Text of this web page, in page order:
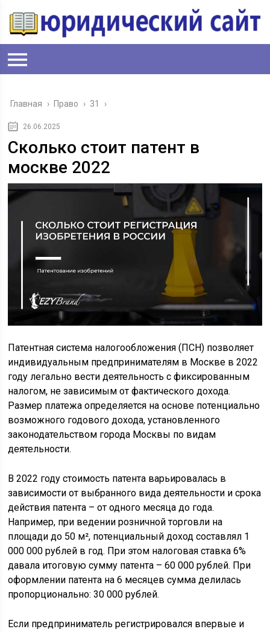
Главная › Право › 31 ›
26.06.2025
Сколько стоит патент в
москве 2022
Патентная система налогообложения (ПСН) позволяет
индивидуальным предпринимателям в Москве в 2022
году легально вести деятельность с фиксированным
налогом, не зависимым от фактического дохода.
Размер платежа определяется на основе потенциально
возможного годового дохода, установленного
законодательством города Москвы по видам
деятельности.
В 2022 году стоимость патента варьировалась в
зависимости от выбранного вида деятельности и срока
действия патента – от одного месяца до года.
Например, при ведении розничной торговли на
площади до 50 м², потенциальный доход составлял 1
000 000 рублей в год. При этом налоговая ставка 6%
давала итоговую сумму патента – 60 000 рублей. При
оформлении патента на 6 месяцев сумма делилась
пропорционально: 30 000 рублей.
Если предприниматель регистрировался впервые и